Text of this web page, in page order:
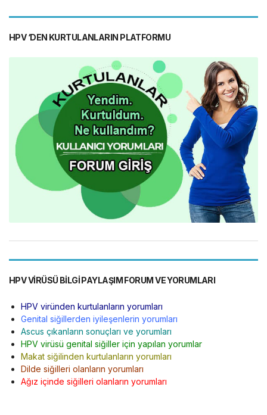
HPV ‘DEN KURTULANLARIN PLATFORMU
HPV VIRÜSÜ BILGI PAYLAŞIM FORUM VE YORUMLARI
HPV viründen kurtulanların yorumları
Genital siğillerden iyileşenlerin yorumları
Ascus çıkanların sonuçları ve yorumları
HPV virüsü genital siğiller için yapılan yorumlar
Makat siğilinden kurtulanların yorumları
Dilde siğilleri olanların yorumları
Ağız içinde siğilleri olanların yorumları